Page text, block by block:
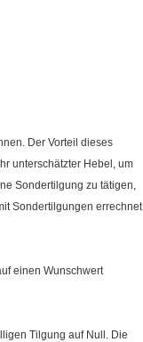
Der Vorteil dieses
unterschätzter Hebel, um
Sondertilgung zu tätigen,
Sondertilgungen errechnet
einen Wunschwert
Tilgung auf Null. Die